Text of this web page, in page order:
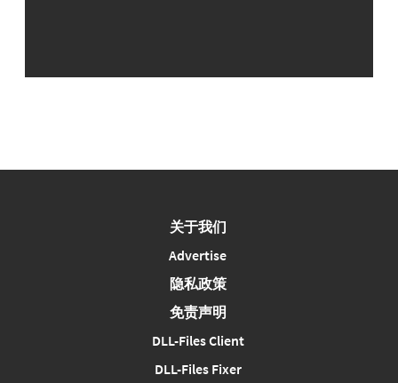
关于我们
Advertise
隐私政策
免责声明
DLL-Files Client
DLL-Files Fixer